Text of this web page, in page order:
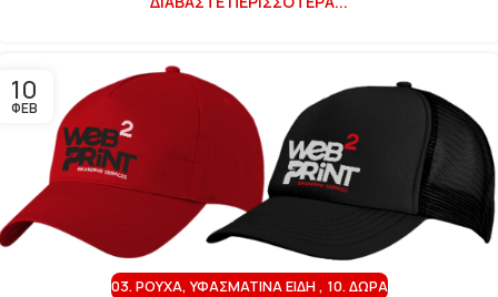
10
ΦΕΒ
03. ΡΟΎΧΑ, ΥΦΑΣΜΆΤΙΝΑ ΕΊΔΗ, 10. ΔΏΡΑ